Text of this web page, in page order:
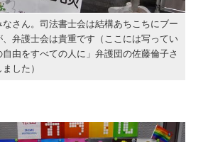
さん。司法書士会は結構あちこちにブー
、弁護士会は貴重です（ここには写ってい
自由をすべての人に」弁護団の佐藤倫子さ
した）